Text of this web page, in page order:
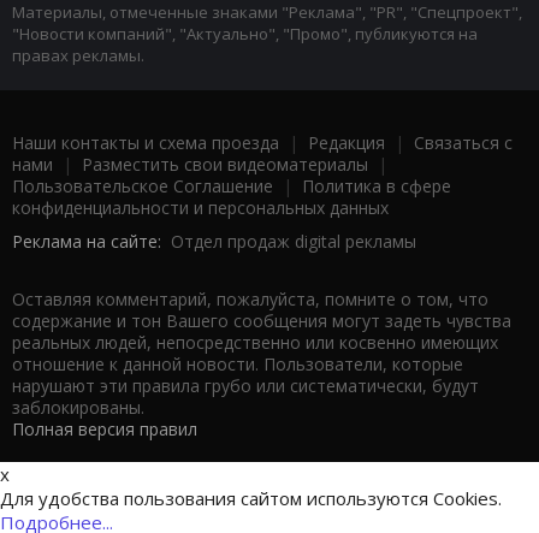
Материалы, отмеченные знаками "Реклама", "PR", "Спецпроект",
"Новости компаний", "Актуально", "Промо", публикуются на
правах рекламы.
Наши контакты и схема проезда | Редакция | Связаться с
нами | Разместить свои видеоматериалы |
Пользовательское Соглашение |
Политика в сфере
конфиденциальности и персональных данных
Реклама на сайте: Отдел продаж digital рекламы
Оставляя комментарий, пожалуйста, помните о том, что
содержание и тон Вашего сообщения могут задеть чувства
реальных людей, непосредственно или косвенно имеющих
отношение к данной новости. Пользователи, которые
нарушают эти правила грубо или систематически, будут
заблокированы.
Полная версия правил
x
Для удобства пользования сайтом используются Cookies.
Подробнее...